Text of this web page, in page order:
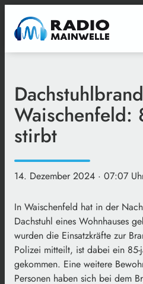
Waischenfeld:
stirbt
14. Dezember 2024 · 07:07
In Waischenfeld hat in der
Dachstuhl eines Wohnhauses
wurden die Einsatzkräfte zur
Polizei mitteilt, ist dabei ein
gekommen. Eine weitere
Personen haben sich bei dem